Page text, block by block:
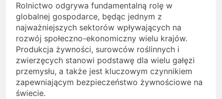
Rolnictwo odgrywa fundamentalną rolę w
globalnej gospodarce, będąc jednym z
najważniejszych sektorów wpływających na
rozwój społeczno-ekonomiczny wielu krajów.
Produkcja żywności, surowców roślinnych i
zwierzęcych stanowi podstawę dla wielu gałęzi
przemysłu, a także jest kluczowym czynnikiem
zapewniającym bezpieczeństwo żywnościowe na
świecie.